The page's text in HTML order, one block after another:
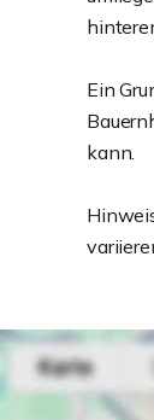
Ein
kann.